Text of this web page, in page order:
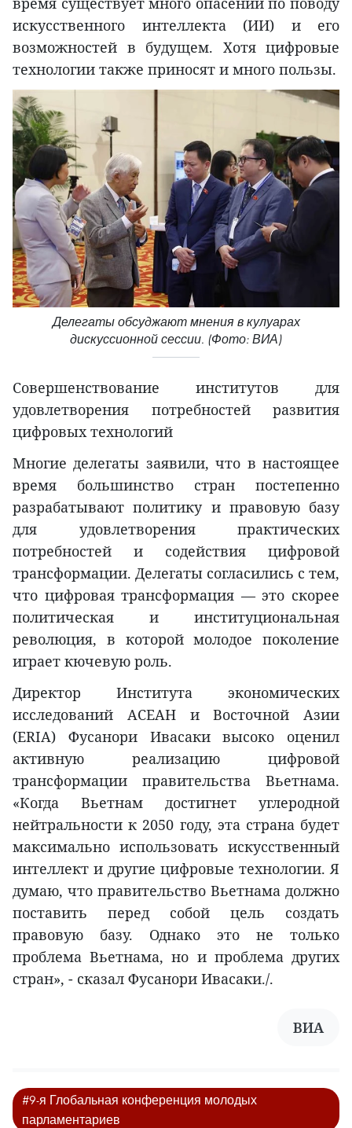
искусственного интеллекта (ИИ) и его
возможностей в будущем. Хотя цифровые
технологии также приносят и много пользы.
Делегаты обсуджают мнения в кулуарах
дискуссионной сессии. (Фото: ВИА)
Совершенствование институтов для
удовлетворения потребностей развития
цифровых технологий
Многие делегаты заявили, что в настоящее
время большинство стран постепенно
разрабатывают политику и правовую базу
для удовлетворения практических
потребностей и содействия цифровой
трансформации. Делегаты согласились с тем,
что цифровая трансформация — это скорее
политическая и институциональная
революция, в которой молодое поколение
играет кючевую роль.
Директор Института экономических
исследований АСЕАН и Восточной Азии
(ERIA) Фусанори Ивасаки высоко оценил
активную реализацию цифровой
трансформации правительства Вьетнама.
«Когда Вьетнам достигнет углеродной
нейтральности к 2050 году, эта страна будет
максимально использовать искусственный
интеллект и другие цифровые технологии. Я
думаю, что правительство Вьетнама должно
поставить перед собой цель создать
правовую базу. Однако это не только
проблема Вьетнама, но и проблема других
стран», - сказал Фусанори Ивасаки./.
ВИА
#9-я Глобальная конференция молодых
парламентариев